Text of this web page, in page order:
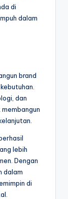
di
dalam
brand
dan
lebih
Dengan
dalam
di